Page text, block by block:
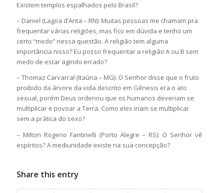
Existem templos espalhados pelo Brasil?
– Daniel (Lagoa d’Anta – RN): Muitas pessoas me chamam pra
frequentar várias religiões, mas fico em dúvida e tenho um
certo “medo” nessa questão. A religião tem alguma
importância nisso? Eu posso frequentar a religião A ou B sem
medo de estar agindo errado?
– Thomaz Carvarral (Itaúna – MG): O Senhor disse que o fruto
proibido da árvore da vida descrito em Gênesis era o ato
sexual, porém Deus ordenou que os humanos deveriam se
multiplicar e povoar a Terra. Como eles iriam se multiplicar
sem a prática do sexo?
– Milton Rogerio Fantinelli (Porto Alegre – RS): O Senhor vê
espíritos? A mediunidade existe na sua concepção?
Share this entry